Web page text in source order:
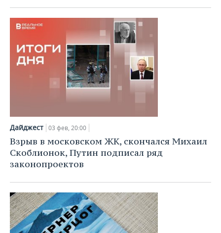
Дайджест 03 фев, 20:00
Взрыв в московском ЖК, скончался Михаил
Скоблионок, Путин подписал ряд
законопроектов